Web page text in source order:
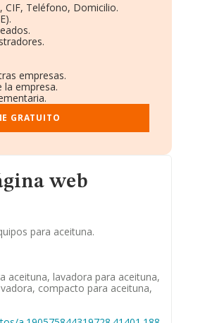
Teléfono, Domicilio.
empresas.
la empresa.
GRATUITO
web
para aceituna.
aceituna, lavadora para aceituna,
compacto para aceituna,